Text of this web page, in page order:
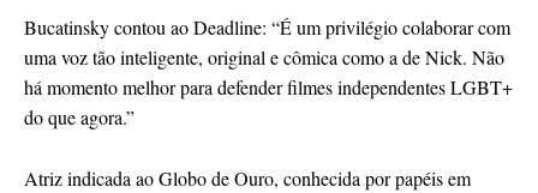
Bucatinsky contou ao Deadline: “É um privilégio colaborar com
uma voz tão inteligente, original e cômica como a de Nick. Não
há momento melhor para defender filmes independentes LGBT+
do que agora.”
Atriz indicada ao Globo de Ouro, conhecida por papéis em